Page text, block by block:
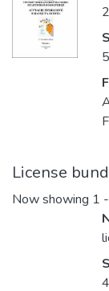
License
Now showing 1